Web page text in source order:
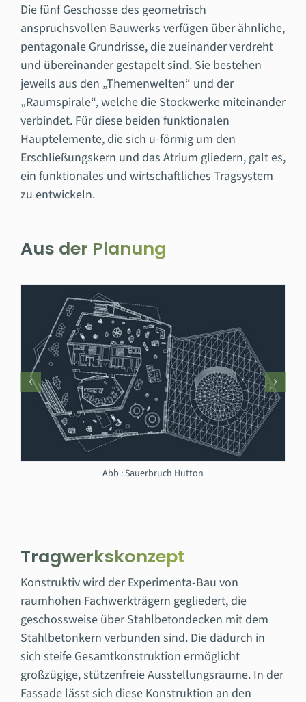
Die fünf Geschosse des geometrisch
anspruchsvollen Bauwerks verfügen über ähnliche,
pentagonale Grundrisse, die zueinander verdreht
und übereinander gestapelt sind. Sie bestehen
jeweils aus den „Themenwelten“ und der
„Raumspirale“, welche die Stockwerke miteinander
verbindet. Für diese beiden funktionalen
Hauptelemente, die sich u-förmig um den
Erschließungskern und das Atrium gliedern, galt es,
ein funktionales und wirtschaftliches Tragsystem
zu entwickeln.
Aus der Planung
Abb.: Sauerbruch Hutton
Tragwerkskonzept
Konstruktiv wird der Experimenta-Bau von
raumhohen Fachwerkträgern gegliedert, die
geschossweise über Stahlbetondecken mit dem
Stahlbetonkern verbunden sind. Die dadurch in
sich steife Gesamtkonstruktion ermöglicht
großzügige, stützenfreie Ausstellungsräume. In der
Fassade lässt sich diese Konstruktion an den